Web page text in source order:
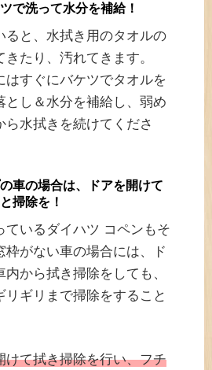
で洗って水分を補給！
ると、水拭き用のタオルの
たり、汚れてきます。
はすぐにバケツでタオルを
とし＆水分を補給し、弱め
ら水拭きを続けてくださ
車の場合は、ドアを開けて
掃除を！
ているダイハツ コペンもそ
枠がない車の場合には、ド
から拭き掃除をしても、
リギリまで掃除をすること
けて拭き掃除を行い、フチ